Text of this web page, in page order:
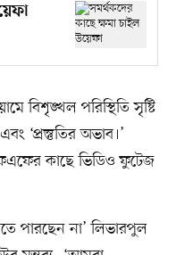
বিশৃঙ্খল পরিস্থিতি সৃষ্টি
‘প্রস্তুতির অভাব।’
কাছে ভিডিও ফুটেজ
পারছেন না’ লিভারপুল